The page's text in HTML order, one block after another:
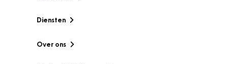
Diensten
Over ons